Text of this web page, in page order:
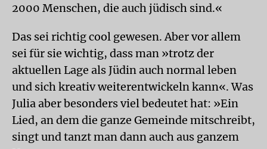
2000 Menschen, die auch jüdisch sind.«
Das sei richtig cool gewesen. Aber vor allem
sei für sie wichtig, dass man »trotz der
aktuellen Lage als Jüdin auch normal leben
und sich kreativ weiterentwickeln kann«. Was
Julia aber besonders viel bedeutet hat: »Ein
Lied, an dem die ganze Gemeinde mitschreibt,
singt und tanzt man dann auch aus ganzem